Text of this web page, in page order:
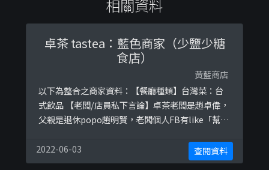
相關資料
卓茶 tastea：藍色商家（少鹽少糖
食店）
黃藍商店
以下為整合之商家資料：【餐廳種類】台灣菜：台
式飲品 【老闆/店員私下言論】卓茶老闆是趙卓偉，
父親是退休popo趙明賢，老闆個人FB有like「幫港
叻不時踢波。資料來源：
https://lihkg.com/thread/2197494/參考圖片：
2022-06-03 查閱資料